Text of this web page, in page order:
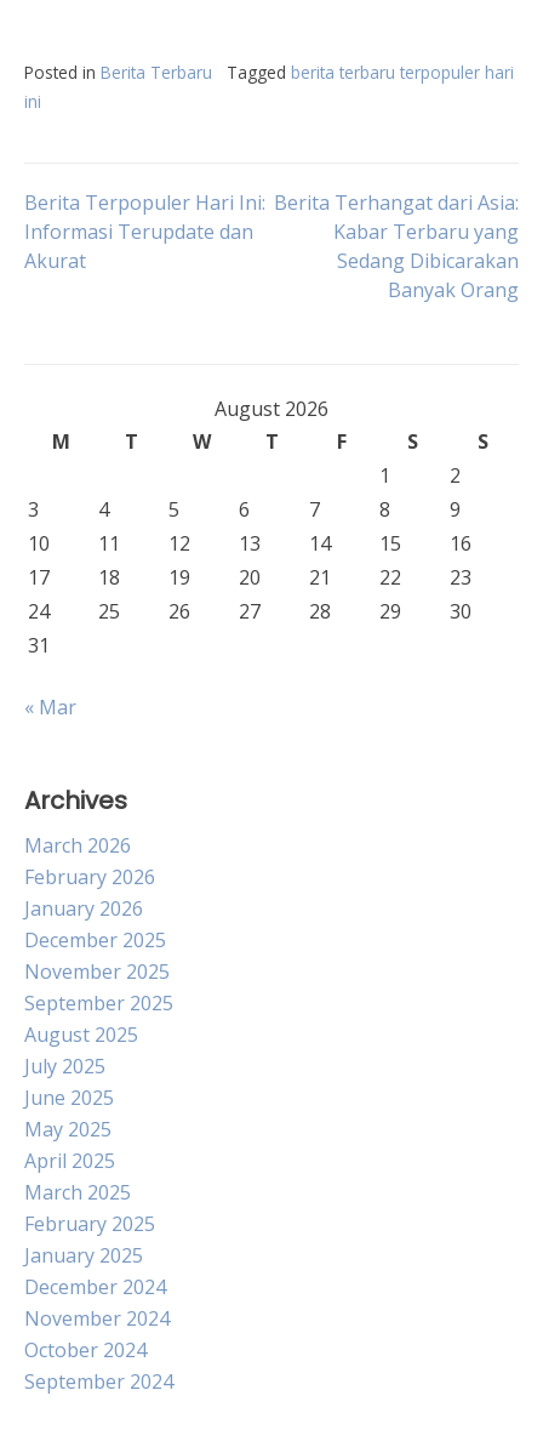
Posted in Berita Terbaru Tagged berita terbaru terpopuler hari
ini
Post
navigation
Berita Terpopuler Hari Ini:
Informasi Terupdate dan
Akurat
Berita Terhangat dari Asia:
Kabar Terbaru yang
Sedang Dibicarakan
Banyak Orang
August 2026
M
T W T F S
S
1
2
3
4 5 6 7 8
9
10
11 12 13 14 15
16
17
18 19 20 21 22
23
24
25 26 27 28 29
30
31
« Mar
Archives
March 2026
February 2026
January 2026
December 2025
November 2025
September 2025
August 2025
July 2025
June 2025
May 2025
April 2025
March 2025
February 2025
January 2025
December 2024
November 2024
October 2024
September 2024